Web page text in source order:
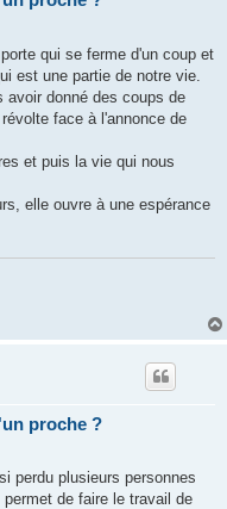
qui se ferme d'un coup et
est une partie de notre vie.
avoir donné des coups de
face à l'annonce de
et puis la vie qui nous
elle ouvre à une espérance
proche ?
perdu plusieurs personnes
de faire le travail de